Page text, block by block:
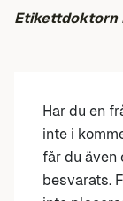
Etikettdoktorn
Har du en
inte i
får du även
besvarats.